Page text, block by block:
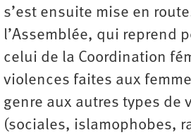
s’est ensuite mise en
l’Assemblée, qui reprend
celui de la Coordination
violences faites aux
genre aux autres types de
(sociales, islamophobes,